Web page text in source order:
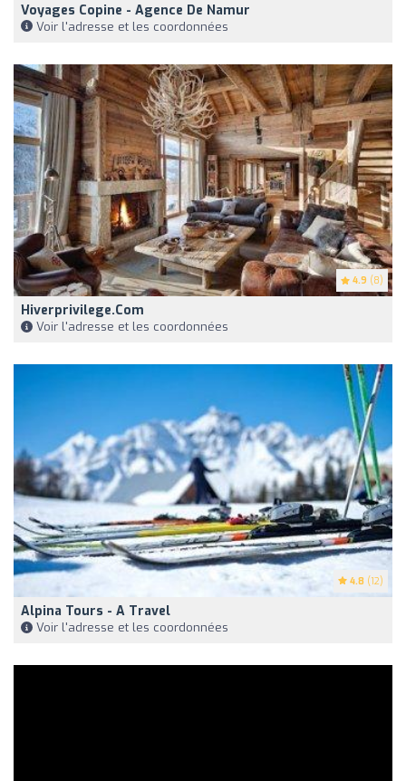
Voyages Copine - Agence De Namur
Voir l'adresse et les coordonnées
4.9 (8)
Hiverprivilege.com
Voir l'adresse et les coordonnées
4.8 (12)
Alpina Tours - A Travel
Voir l'adresse et les coordonnées